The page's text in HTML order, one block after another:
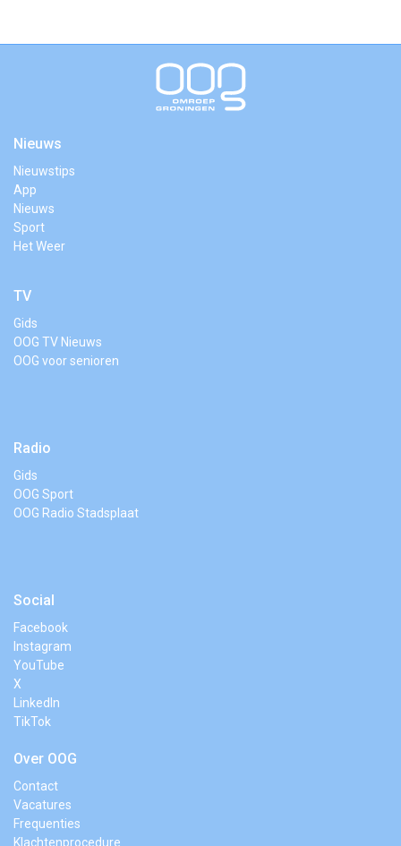
Nieuws
Nieuwstips
App
Nieuws
Sport
Het Weer
TV
Gids
OOG TV Nieuws
OOG voor senioren
Radio
Gids
OOG Sport
OOG Radio Stadsplaat
Social
Facebook
Instagram
YouTube
X
LinkedIn
TikTok
Over OOG
Contact
Vacatures
Frequenties
Klachtenprocedure